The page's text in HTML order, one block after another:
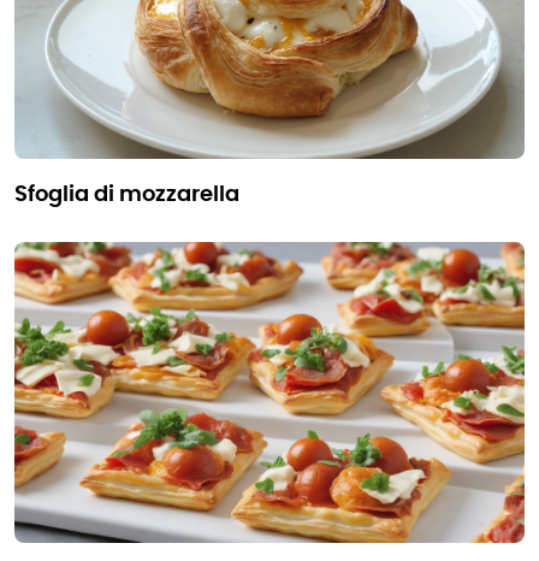
sfoglia di mozzarella